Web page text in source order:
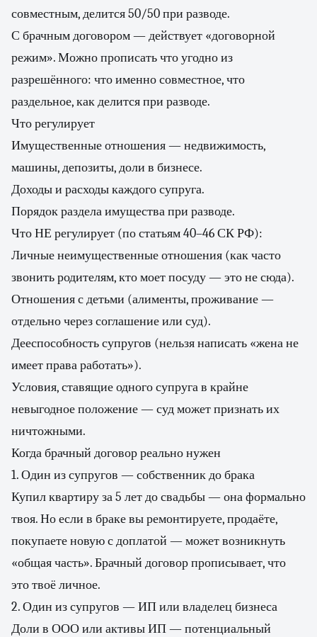
совместным, делится 50/50 при разводе.
С брачным договором — действует «договорной
режим». Можно прописать что угодно из
разрешённого: что именно совместное, что
раздельное, как делится при разводе.
Что регулирует
Имущественные отношения — недвижимость,
машины, депозиты, доли в бизнесе.
Доходы и расходы каждого супруга.
Порядок раздела имущества при разводе.
Что НЕ регулирует (по статьям 40–46 СК РФ):
Личные неимущественные отношения (как часто
звонить родителям, кто моет посуду — это не сюда).
Отношения с детьми (алименты, проживание —
отдельно через соглашение или суд).
Дееспособность супругов (нельзя написать «жена не
имеет права работать»).
Условия, ставящие одного супруга в крайне
невыгодное положение — суд может признать их
ничтожными.
Когда брачный договор реально нужен
1. Один из супругов — собственник до брака
Купил квартиру за 5 лет до свадьбы — она формально
твоя. Но если в браке вы ремонтируете, продаёте,
покупаете новую с доплатой — может возникнуть
«общая часть». Брачный договор прописывает, что
это твоё личное.
2. Один из супругов — ИП или владелец бизнеса
Доли в ООО или активы ИП — потенциальный